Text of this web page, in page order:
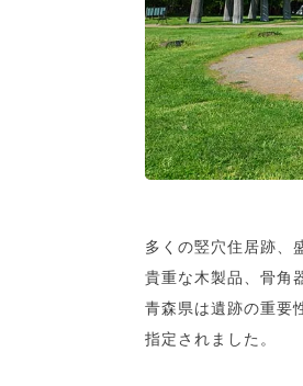
多くの竪穴住居跡、
貴重な木製品、骨角
青森県は遺跡の重要
指定されました。